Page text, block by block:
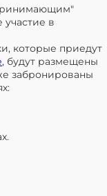
участие в
которые приедут
, будут размещены
забронированы